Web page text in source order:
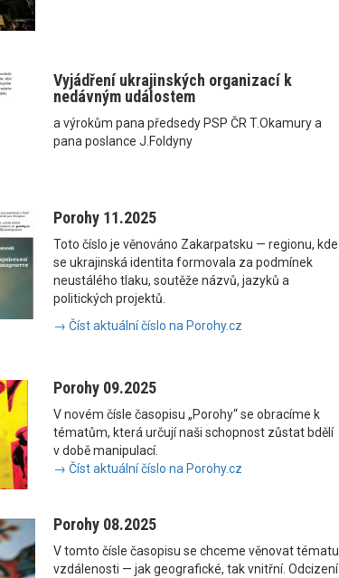
Vyjádření ukrajinských organizací k
nedávným událostem
a výrokům pana předsedy PSP ČR T.Okamury a
pana poslance J.Foldyny
Porohy 11.2025
Toto číslo je věnováno Zakarpatsku — regionu, kde
se ukrajinská identita formovala za podmínek
neustálého tlaku, soutěže názvů, jazyků a
politických projektů.
→ Číst aktuální číslo na Porohy.cz
Porohy 09.2025
V novém čísle časopisu „Porohy“ se obracíme k
tématům, která určují naši schopnost zůstat bdělí
v době manipulací.
→ Číst aktuální číslo na Porohy.cz
Porohy 08.2025
V tomto čísle časopisu se chceme věnovat tématu
vzdálenosti — jak geografické, tak vnitřní. Odcizení